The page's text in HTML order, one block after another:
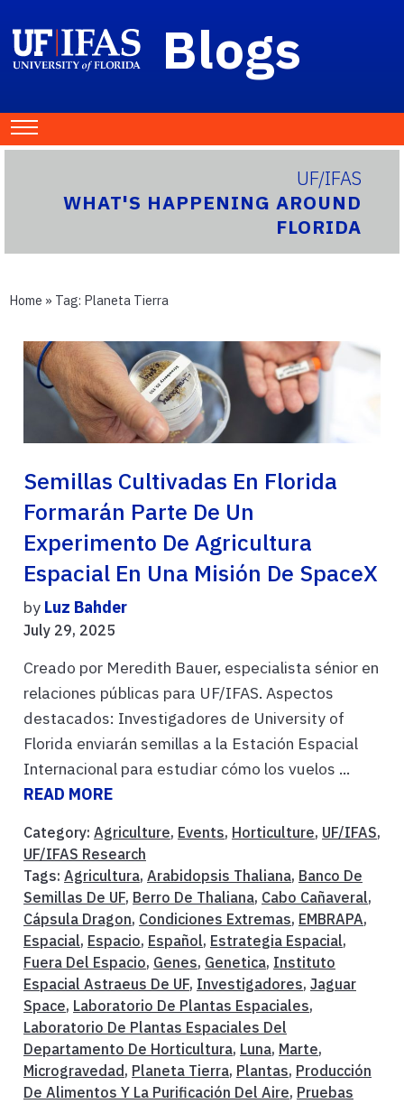
Blogs
UF/IFAS
WHAT'S HAPPENING AROUND
FLORIDA
Home » Tag: Planeta Tierra
Semillas Cultivadas En Florida
Formarán Parte De Un
Experimento De Agricultura
Espacial En Una Misión De SpaceX
by Luz Bahder
July 29, 2025
Creado por Meredith Bauer, especialista sénior en
relaciones públicas para UF/IFAS. Aspectos
destacados: Investigadores de University of
Florida enviarán semillas a la Estación Espacial
Internacional para estudiar cómo los vuelos ...
READ MORE
Category: Agriculture, Events, Horticulture, UF/IFAS,
UF/IFAS Research
Tags: Agricultura, Arabidopsis Thaliana, Banco De
Semillas De UF, Berro De Thaliana, Cabo Cañaveral,
Cápsula Dragon, Condiciones Extremas, EMBRAPA,
Espacial, Espacio, Español, Estrategia Espacial,
Fuera Del Espacio, Genes, Genetica, Instituto
Espacial Astraeus De UF, Investigadores, Jaguar
Space, Laboratorio De Plantas Espaciales,
Laboratorio De Plantas Espaciales Del
Departamento De Horticultura, Luna, Marte,
Microgravedad , Planeta Tierra, Plantas, Producción
De Alimentos Y La Purificación Del Aire, Pruebas